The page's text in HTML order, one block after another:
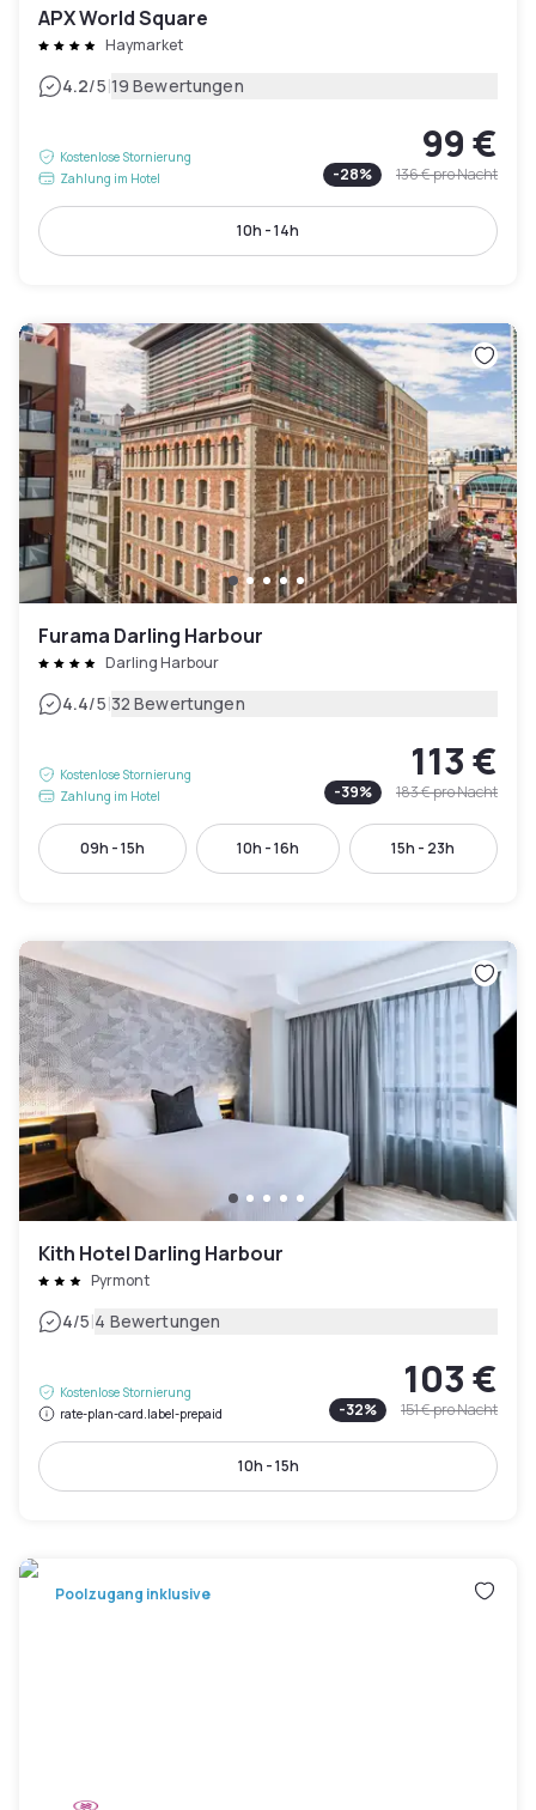
APX World Square
Haymarket
4.2/5|19 Bewertungen
Kostenlose Stornierung
Zahlung im Hotel
99 €
-28% 136 €pro Nacht
10h - 14h
Furama Darling Harbour
Darling Harbour
4.4/5|32 Bewertungen
Kostenlose Stornierung
Zahlung im Hotel
113 €
-39% 183 €pro Nacht
09h - 15h 10h - 16h 15h - 23h
Kith Hotel Darling Harbour
Pyrmont
4/5|4 Bewertungen
Kostenlose Stornierung
rate-plan-card.label-prepaid
103 €
-32% 151 €pro Nacht
10h - 15h
Poolzugang inklusive